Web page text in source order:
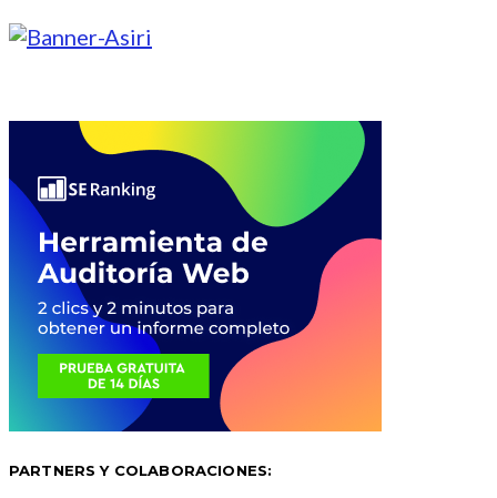
PARTNERS Y COLABORACIONES: